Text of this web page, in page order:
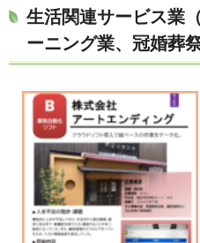
生活関連サービス業
ーニング業、冠婚葬祭